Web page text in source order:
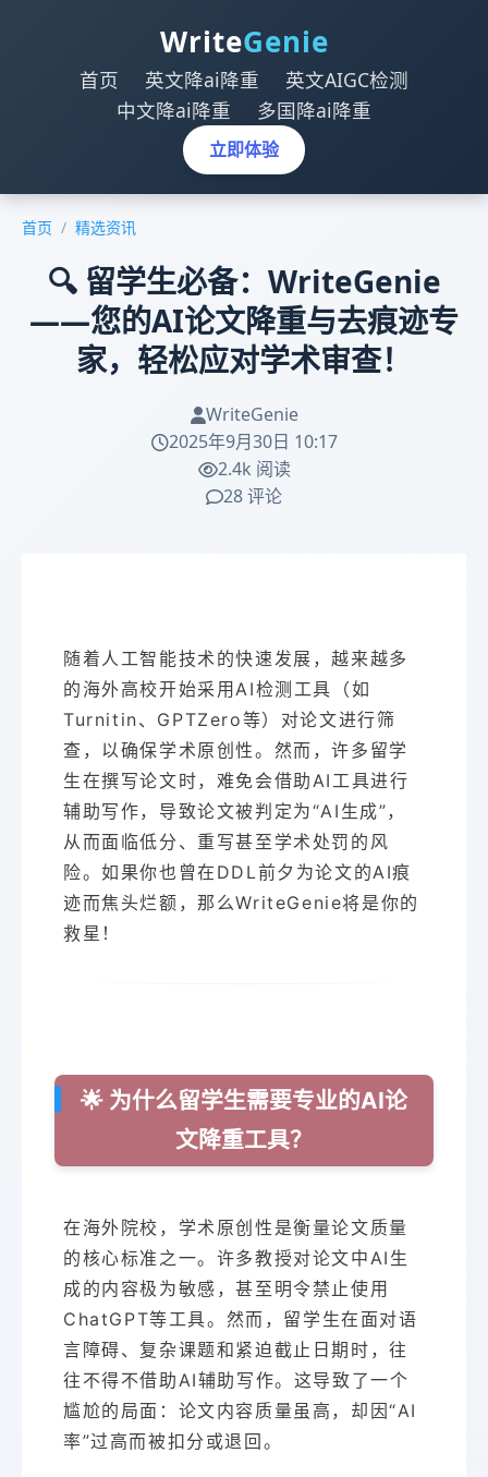
WriteGenie
首页 英文降ai降重
英文AIGC检测
中文降ai降重
多国降ai降重
立即体验
首页 / 精选资讯
🔍 留学生必备：WriteGenie
——您的AI论文降重与去痕迹专
家，轻松应对学术审查！
WriteGenie
2025年9月30日 10:17
2.4k 阅读
28 评论
随着人工智能技术的快速发展，越来越多
的海外高校开始采用AI检测工具（如
Turnitin、GPTZero等）对论文进行筛
查，以确保学术原创性。然而，许多留学
生在撰写论文时，难免会借助AI工具进行
辅助写作，导致论文被判定为“AI生成”，
从而面临低分、重写甚至学术处罚的风
险。如果你也曾在DDL前夕为论文的AI痕
迹而焦头烂额，那么WriteGenie将是你的
救星！
🌟 为什么留学生需要专业的AI论
文降重工具？
在海外院校，学术原创性是衡量论文质量
的核心标准之一。许多教授对论文中AI生
成的内容极为敏感，甚至明令禁止使用
ChatGPT等工具。然而，留学生在面对语
言障碍、复杂课题和紧迫截止日期时，往
往不得不借助AI辅助写作。这导致了一个
尴尬的局面：论文内容质量虽高，却因“AI
率”过高而被扣分或退回。